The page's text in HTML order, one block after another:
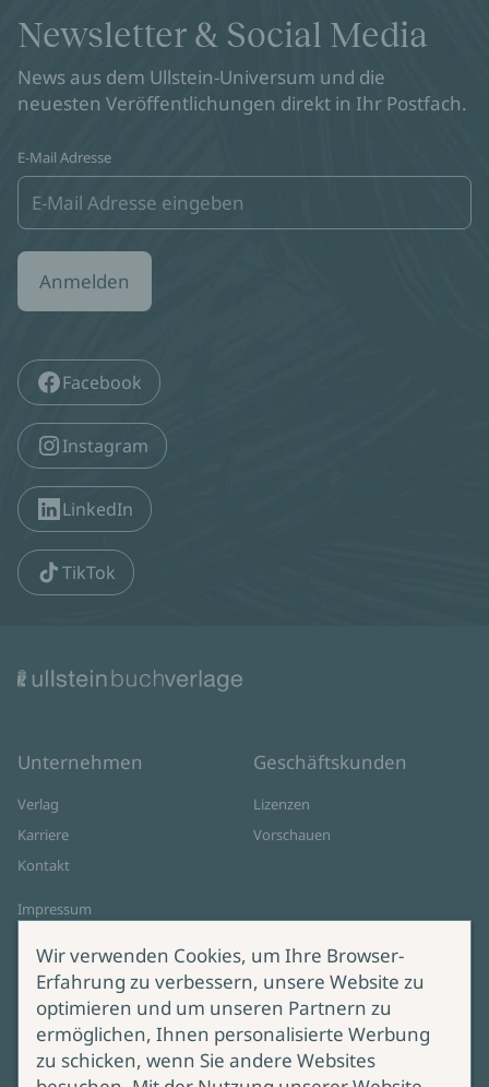
Newsletter & Social Media
News aus dem Ullstein-Universum und die
neuesten Veröffentlichungen direkt in Ihr Postfach.
E-Mail Adresse
Anmelden
Facebook
Instagram
LinkedIn
TikTok
Unternehmen
Verlag
Karriere
Kontakt
Impressum
Cookie-Einstellungen
AGB Online Shop
Geschäftskunden
Lizenzen
Vorschauen
Service Produktsicherheit
Wir verwenden Cookies, um Ihre Browser-
Erfahrung zu verbessern, unsere Website zu
optimieren und um unseren Partnern zu
ermöglichen, Ihnen personalisierte Werbung
zu schicken, wenn Sie andere Websites